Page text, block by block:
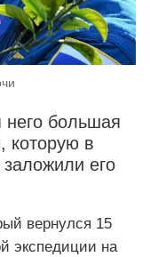
него большая
которую в
его
вернулся 15
экспедиции на